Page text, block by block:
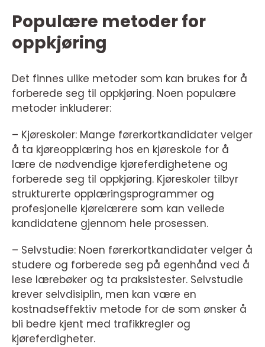
Populære metoder for
oppkjøring
Det finnes ulike metoder som kan brukes for å
forberede seg til oppkjøring. Noen populære
metoder inkluderer:
– Kjøreskoler: Mange førerkortkandidater velger
å ta kjøreopplæring hos en kjøreskole for å
lære de nødvendige kjøreferdighetene og
forberede seg til oppkjøring. Kjøreskoler tilbyr
strukturerte opplæringsprogrammer og
profesjonelle kjørelærere som kan veilede
kandidatene gjennom hele prosessen.
– Selvstudie: Noen førerkortkandidater velger å
studere og forberede seg på egenhånd ved å
lese lærebøker og ta praksistester. Selvstudie
krever selvdisiplin, men kan være en
kostnadseffektiv metode for de som ønsker å
bli bedre kjent med trafikkregler og
kjøreferdigheter.